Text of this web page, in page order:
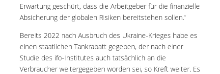
Erwartung geschürt, dass die Arbeitgeber für die finanzielle
Absicherung der globalen Risiken bereitstehen sollen."
Bereits 2022 nach Ausbruch des Ukraine-Krieges habe es
einen staatlichen Tankrabatt gegeben, der nach einer
Studie des ifo-Institutes auch tatsächlich an die
Verbraucher weitergegeben worden sei, so Kreft weiter. Es